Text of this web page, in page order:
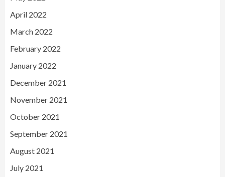
April 2022
March 2022
February 2022
January 2022
December 2021
November 2021
October 2021
September 2021
August 2021
July 2021